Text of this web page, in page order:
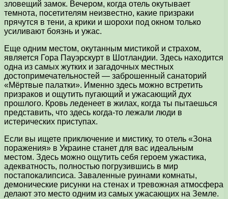
зловещий замок. Вечером, когда отель окутывает
темнота, посетителям неизвестно, какие призраки
прячутся в тени, а крики и шорохи под окном только
усиливают боязнь и ужас.
Еще одним местом, окутанным мистикой и страхом,
является Гора Пауэрскурт в Шотландии. Здесь находится
одна из самых жутких и загадочных местных
достопримечательностей — заброшенный санаторий
«Мёртвые палатки». Именно здесь можно встретить
призраков и ощутить пугающий и ужасающий дух
прошлого. Кровь леденеет в жилах, когда ты пытаешься
представить, что здесь когда-то лежали люди в
истерических приступах.
Если вы ищете приключение и мистику, то отель «Зона
поражения» в Украине станет для вас идеальным
местом. Здесь можно ощутить себя героем ужастика,
адекватность, полностью погрузившись в мир
постапокалипсиса. Заваленные руинами комнаты,
демонические рисунки на стенах и тревожная атмосфера
делают это место одним из самых ужасающих на Земле.